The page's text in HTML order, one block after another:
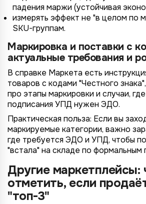
падения маржи (устойчивая
измерять эффект не "в целом по
SKU-группам.
Маркировка и поставки с
актуальные требования и
В справке Маркета есть
товаров с кодами "Честного
про этапы маркировки и случаи,
подписания УПД нужен ЭДО.
Практическая польза: Если вы
маркируемые категории, важно
где требуется ЭДО и УПД, чтобы
"встала" на складе по формальным
Другие маркетплейсы:
отметить, если
"топ-3"